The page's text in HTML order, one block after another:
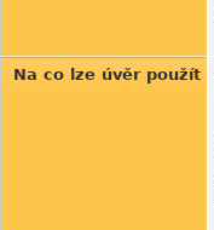
Na co lze úvěr použít